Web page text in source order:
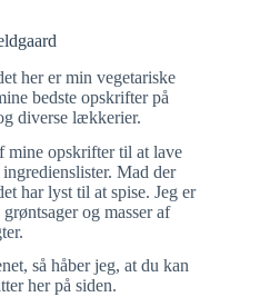
her er min vegetariske
bedste opskrifter på
diverse lækkerier.
mine opskrifter til at lave
Mad der
har lyst til at spise. Jeg er
og masser af
så håber jeg, at du kan
her på siden.